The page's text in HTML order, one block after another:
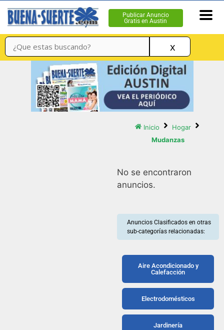
Publicar Anuncio
Gratis en Austin
x
Inicio
Hogar
Mudanzas
No se encontraron
anuncios.
Anuncios Clasificados en otras
sub-categorías relacionadas:
Aire Acondicionado y
Calefacción
Electrodomésticos
Jardinería